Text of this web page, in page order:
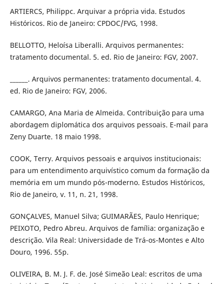
ARTIERCS, Philippc. Arquivar a própria vida. Estudos
Históricos. Rio de Janeiro: CPDOC/FVG, 1998.
BELLOTTO, Heloísa Liberalli. Arquivos permanentes:
tratamento documental. 5. ed. Rio de Janeiro: FGV, 2007.
______. Arquivos permanentes: tratamento documental. 4.
ed. Rio de Janeiro: FGV, 2006.
CAMARGO, Ana Maria de Almeida. Contribuição para uma
abordagem diplomática dos arquivos pessoais. E-mail para
Zeny Duarte. 18 maio 1998.
COOK, Terry. Arquivos pessoais e arquivos institucionais:
para um entendimento arquivístico comum da formação da
memória em um mundo pós-moderno. Estudos Históricos,
Rio de Janeiro, v. 11, n. 21, 1998.
GONÇALVES, Manuel Silva; GUIMARÃES, Paulo Henrique;
PEIXOTO, Pedro Abreu. Arquivos de família: organização e
descrição. Vila Real: Universidade de Trá-os-Montes e Alto
Douro, 1996. 55p.
OLIVEIRA, B. M. J. F. de. José Simeão Leal: escritos de uma